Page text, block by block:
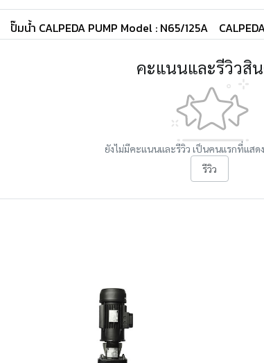
ปั๊มน้ำ CALPEDA PUMP Model : N65/125A
คะแนนและรีวิวสิ
ยังไม่มีคะแนนและรีวิว เป็นคนแรกที่แสด
รีวิว